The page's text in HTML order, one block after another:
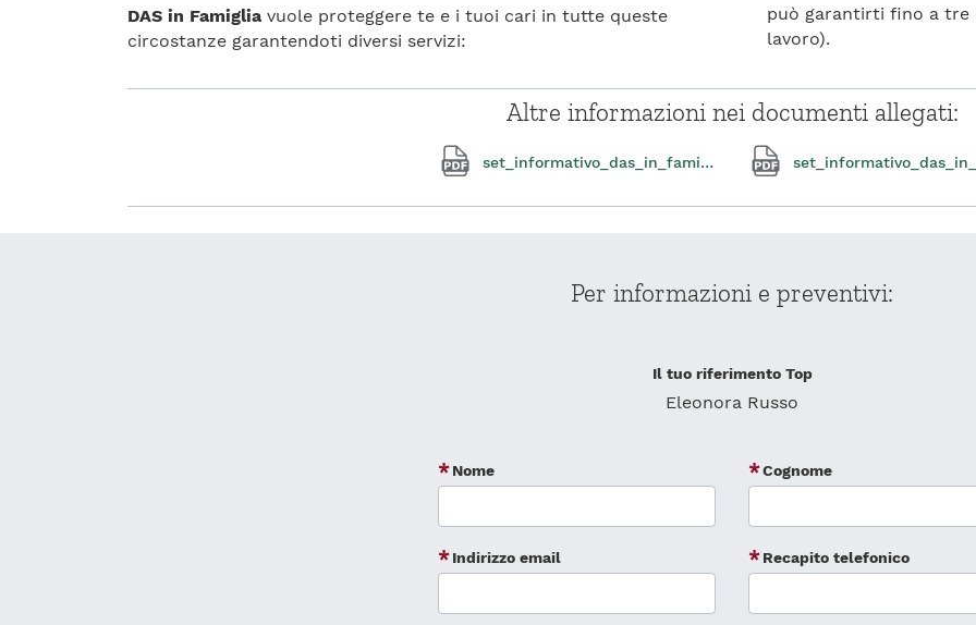
DAS in Famiglia vuole proteggere te e i tuoi cari in tutte queste
circostanze garantendoti diversi servizi:
può garantirti fino a tre
lavoro).
Altre informazioni nei documenti allegati:
set_informativo_das_in_famiglia_plus.pdf
Per informazioni e preventivi:
Il tuo riferimento Top
Eleonora Russo
Nome Cognome
Indirizzo email Recapito telefonico